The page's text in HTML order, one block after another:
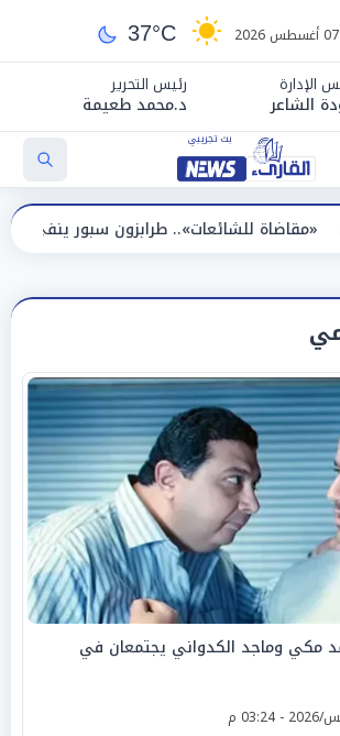
37°C
الإدارة
الشاعر
رئيس التحرير
د.محمد طعيمة
للشائعات».. طرابزون سبور ينفي الحجز على
أحمد مكي وماجد الكدواني يجتمعان في